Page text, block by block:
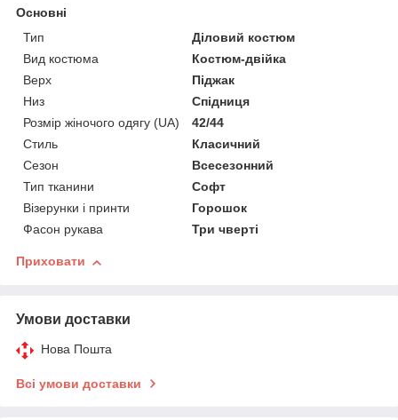
Основні
Тип
Діловий костюм
Вид костюма
Костюм-двійка
Верх
Піджак
Низ
Спідниця
Розмір жіночого одягу (UA)
42/44
Стиль
Класичний
Сезон
Всесезонний
Тип тканини
Софт
Візерунки і принти
Горошок
Фасон рукава
Три чверті
Приховати
Умови доставки
Нова Пошта
Всі умови доставки